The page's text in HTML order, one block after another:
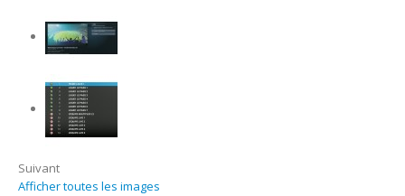
Suivant
Afficher toutes les images